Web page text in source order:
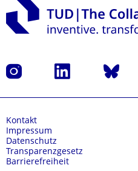
Instagram LinkedIn Bluesky
Kontakt
Impressum
Datenschutz
Transparenzgesetz
Barrierefreiheit